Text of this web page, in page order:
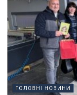
ГОЛОВНІ НОВИНИ